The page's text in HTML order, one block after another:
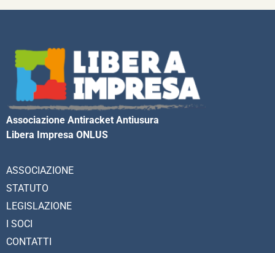
Associazione Antiracket Antiusura
Libera Impresa ONLUS
ASSOCIAZIONE
STATUTO
LEGISLAZIONE
I SOCI
CONTATTI